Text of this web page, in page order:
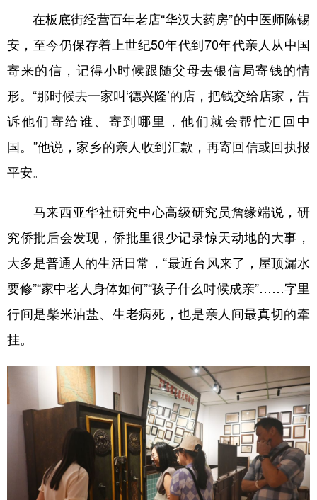
在板底街经营百年老店“华汉大药房”的中医师陈锡
安，至今仍保存着上世纪50年代到70年代亲人从中国
寄来的信，记得小时候跟随父母去银信局寄钱的情
形。“那时候去一家叫‘德兴隆’的店，把钱交给店家，告
诉他们寄给谁、寄到哪里，他们就会帮忙汇回中
国。”他说，家乡的亲人收到汇款，再寄回信或回执报
平安。
马来西亚华社研究中心高级研究员詹缘端说，研
究侨批后会发现，侨批里很少记录惊天动地的大事，
大多是普通人的生活日常，“最近台风来了，屋顶漏水
要修”“家中老人身体如何”“孩子什么时候成亲”……字里
行间是柴米油盐、生老病死，也是亲人间最真切的牵
挂。